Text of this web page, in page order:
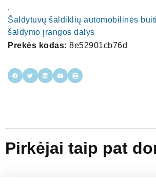
,
Šaldytuvų šaldiklių automobilinės
šaldymo įrangos dalys
Prekės kodas: 8e52901cb76d
Pirkėjai taip pat